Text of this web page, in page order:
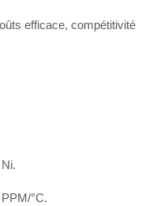
efficace, compétitivité
°C.